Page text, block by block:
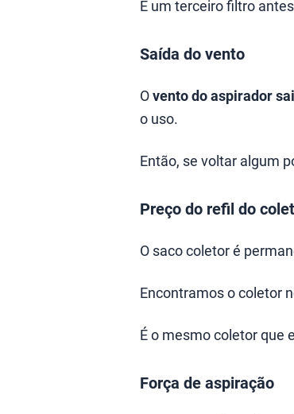
E um terceiro filtro
Saída do vento
Ovento do aspirador
o uso.
Então, se voltar algum
Preço do refil do
O saco coletor é
Encontramos o coletor
É o mesmo coletor que
Força de aspiração